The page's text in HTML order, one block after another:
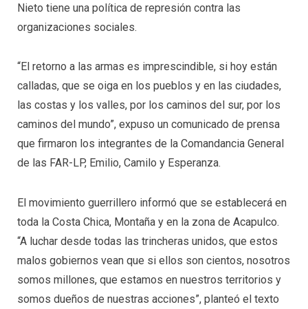
Nieto tiene una política de represión contra las
organizaciones sociales.
“El retorno a las armas es imprescindible, si hoy están
calladas, que se oiga en los pueblos y en las ciudades,
las costas y los valles, por los caminos del sur, por los
caminos del mundo”, expuso un comunicado de prensa
que firmaron los integrantes de la Comandancia General
de las FAR-LP, Emilio, Camilo y Esperanza.
El movimiento guerrillero informó que se establecerá en
toda la Costa Chica, Montaña y en la zona de Acapulco.
“A luchar desde todas las trincheras unidos, que estos
malos gobiernos vean que si ellos son cientos, nosotros
somos millones, que estamos en nuestros territorios y
somos dueños de nuestras acciones”, planteó el texto